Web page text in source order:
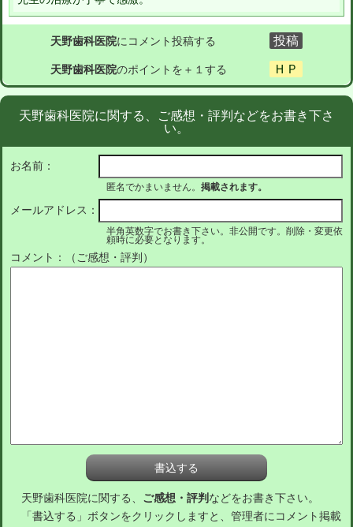
天野歯科医院にコメント投稿する
天野歯科医院のポイントを＋１する
天野歯科医院に関する、ご感想・評判などをお書き下さ
い。
お名前：
匿名でかまいません。 掲載されます。
メールアドレス：
半角英数字でお書き下さい。非公開です。削除・変更依
頼時に必要となります。
コメント：（ご感想・評判）
天野歯科医院に関する、 ご感想・評判 などをお書き下さい。
「書込する」ボタンをクリックしますと、管理者にコメント掲載